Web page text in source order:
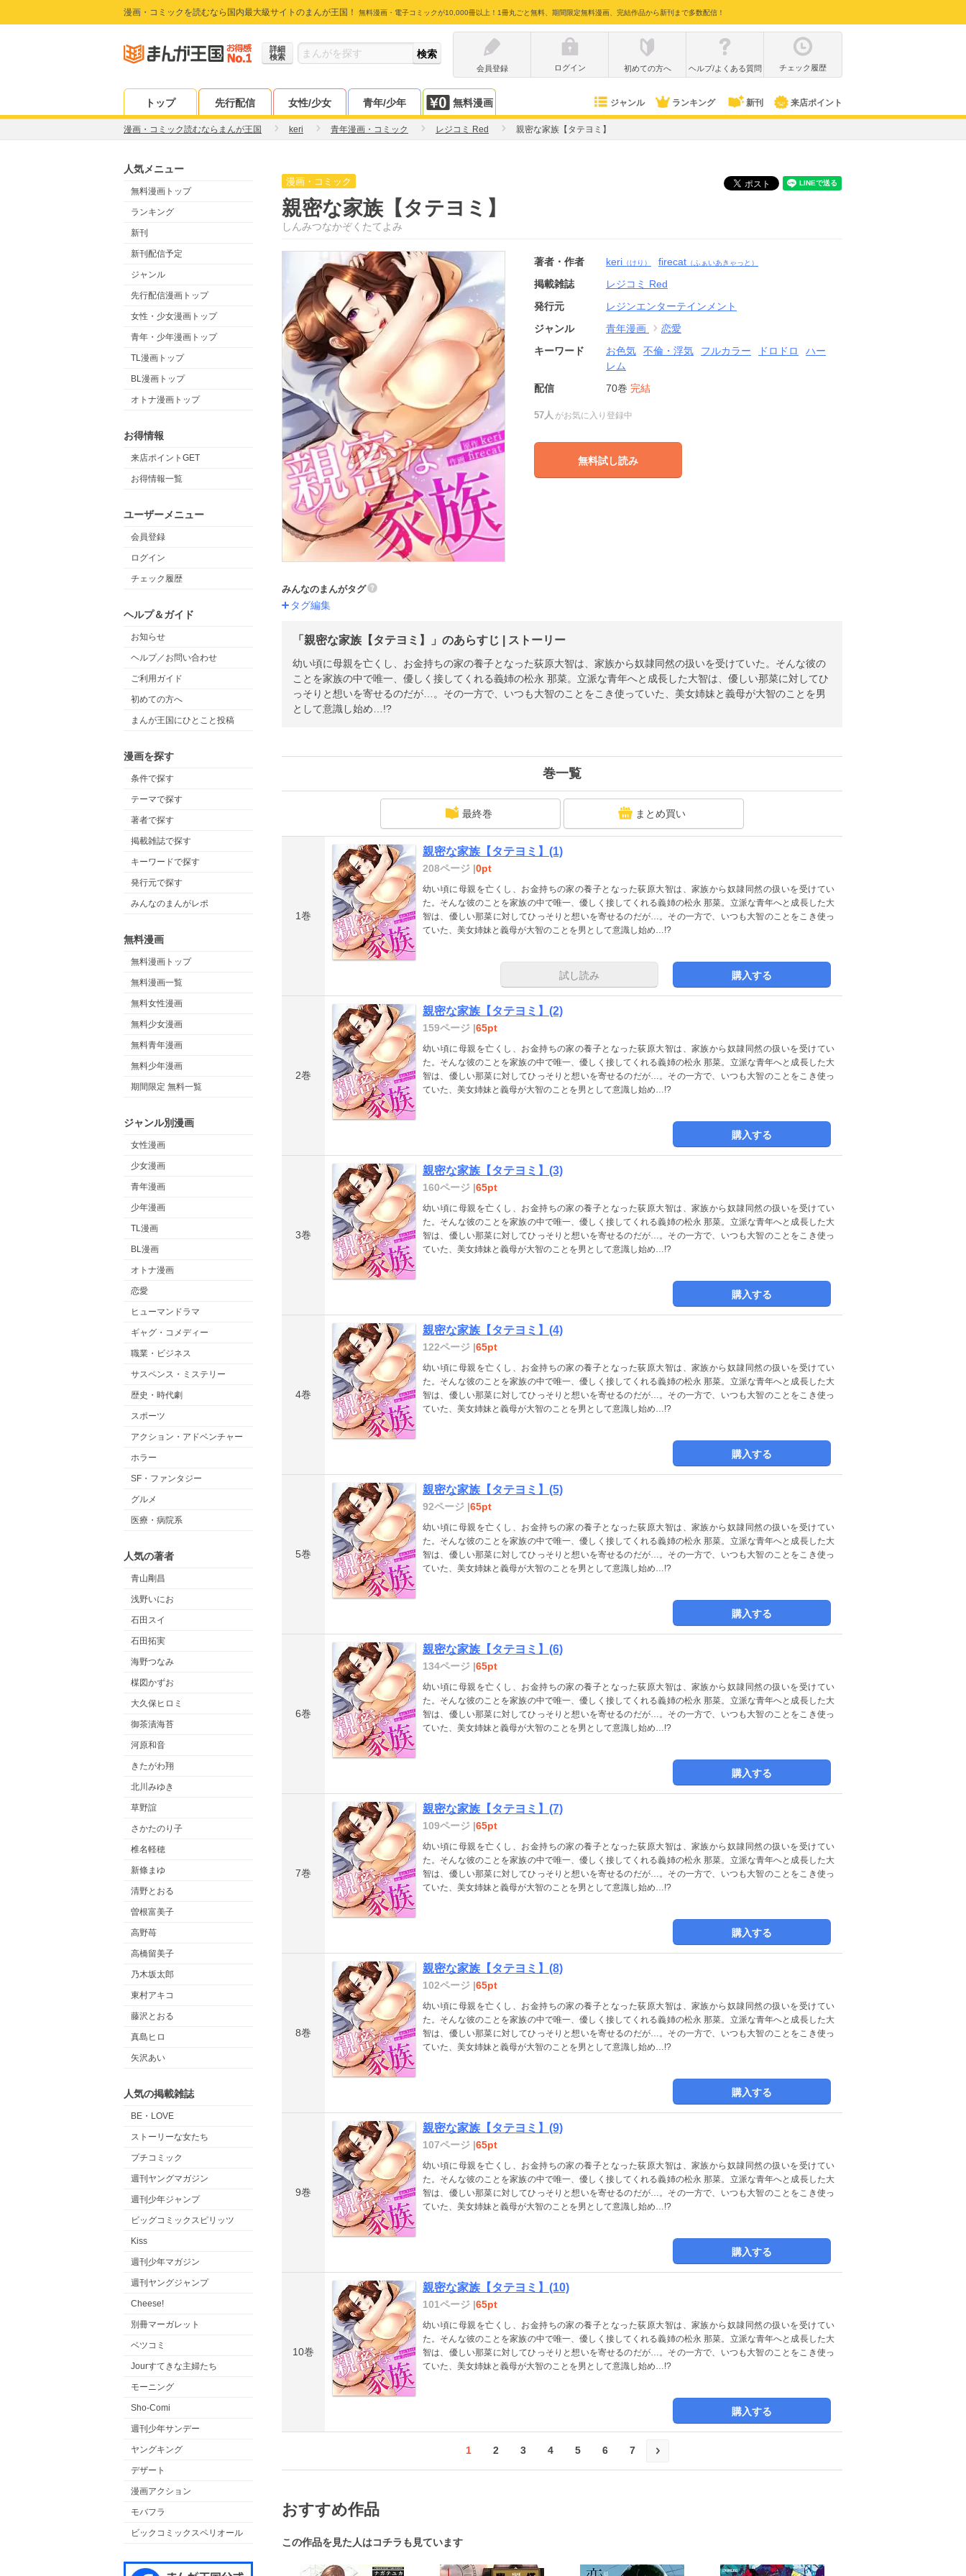
漫画・コミックを読むなら国内最大級サイトのまんが王国！ 無料漫画・電子コミックが10,000冊以上！1冊丸ごと無料、期間限定無料漫画、完結作品から新刊まで多数配信！
詳細
検索
会員登録
ログイン 初めての方へ ヘルプ/よくある質問 チェック履歴
トップ 先行配信 女性/少女 青年/少年 無料漫画 ジャンル ランキング 新刊 来店ポイント
漫画・コミック読むならまんが王国 keri 青年漫画・コミック レジコミ Red 親密な家族【タテヨミ】
人気メニュー
無料漫画トップ
ランキング
新刊
新刊配信予定
ジャンル
先行配信漫画トップ
女性・少女漫画トップ
青年・少年漫画トップ
TL漫画トップ
BL漫画トップ
オトナ漫画トップ
お得情報
来店ポイントGET
お得情報一覧
ユーザーメニュー
会員登録
ログイン
チェック履歴
ヘルプ＆ガイド
お知らせ
ヘルプ／お問い合わせ
ご利用ガイド
初めての方へ
まんが王国にひとこと投稿
漫画を探す
条件で探す
テーマで探す
著者で探す
掲載雑誌で探す
キーワードで探す
発行元で探す
みんなのまんがレポ
無料漫画
無料漫画トップ
無料漫画一覧
無料女性漫画
無料少女漫画
無料青年漫画
無料少年漫画
期間限定 無料一覧
ジャンル別漫画
女性漫画
少女漫画
青年漫画
少年漫画
TL漫画
BL漫画
オトナ漫画
恋愛
ヒューマンドラマ
ギャグ・コメディー
職業・ビジネス
サスペンス・ミステリー
歴史・時代劇
スポーツ
アクション・アドベンチャー
ホラー
SF・ファンタジー
グルメ
医療・病院系
人気の著者
青山剛昌
浅野いにお
石田スイ
石田拓実
海野つなみ
楳図かずお
大久保ヒロミ
御茶漬海苔
河原和音
きたがわ翔
北川みゆき
草野誼
さかたのり子
椎名軽穂
新條まゆ
清野とおる
曽根富美子
高野苺
高橋留美子
乃木坂太郎
東村アキコ
藤沢とおる
真島ヒロ
矢沢あい
人気の掲載雑誌
BE・LOVE
ストーリーな女たち
プチコミック
週刊ヤングマガジン
週刊少年ジャンプ
ビッグコミックスピリッツ
Kiss
週刊少年マガジン
週刊ヤングジャンプ
Cheese!
別冊マーガレット
ベツコミ
Jourすてきな主婦たち
モーニング
Sho-Comi
週刊少年サンデー
ヤングキング
デザート
漫画アクション
モバフラ
ビックコミックスペリオール
漫画・コミック
親密な家族【タテヨミ】
しんみつなかぞくたてよみ
著者・作者 keri （けり） firecat （ふぁいあきゃっと）
掲載雑誌
レジコミ Red
発行元
レジンエンターテインメント
ジャンル
青年漫画
恋愛
キーワード
お色気 不倫・浮気 フルカラー ドロドロ
ハー
レム
配信
70巻 完結
57人 がお気に入り登録中
無料試し読み
みんなのまんがタグ
タグ編集
「親密な家族【タテヨミ】」のあらすじ | ストーリー
幼い頃に母親を亡くし、お金持ちの家の養子となった荻原大智は、家族から奴隷同然の扱いを受けていた。そんな彼の
ことを家族の中で唯一、優しく接してくれる義姉の松永 那菜。立派な青年へと成長した大智は、優しい那菜に対してひ
っそりと想いを寄せるのだが…。その一方で、いつも大智のことをこき使っていた、美女姉妹と義母が大智のことを男
として意識し始め…!?
巻一覧
最終巻 まとめ買い
1巻
親密な家族【タテヨミ】(1)
208ページ |0pt
幼い頃に母親を亡くし、お金持ちの家の養子となった荻原大智は、家族から奴隷同然の扱いを受けてい
た。そんな彼のことを家族の中で唯一、優しく接してくれる義姉の松永 那菜。立派な青年へと成長した大
智は、優しい那菜に対してひっそりと想いを寄せるのだが…。その一方で、いつも大智のことをこき使っ
ていた、美女姉妹と義母が大智のことを男として意識し始め…!?
試し読み 購入する
2巻
親密な家族【タテヨミ】(2)
159ページ |65pt
幼い頃に母親を亡くし、お金持ちの家の養子となった荻原大智は、家族から奴隷同然の扱いを受けてい
た。そんな彼のことを家族の中で唯一、優しく接してくれる義姉の松永 那菜。立派な青年へと成長した大
智は、優しい那菜に対してひっそりと想いを寄せるのだが…。その一方で、いつも大智のことをこき使っ
ていた、美女姉妹と義母が大智のことを男として意識し始め…!?
購入する
3巻
親密な家族【タテヨミ】(3)
160ページ |65pt
幼い頃に母親を亡くし、お金持ちの家の養子となった荻原大智は、家族から奴隷同然の扱いを受けてい
た。そんな彼のことを家族の中で唯一、優しく接してくれる義姉の松永 那菜。立派な青年へと成長した大
智は、優しい那菜に対してひっそりと想いを寄せるのだが…。その一方で、いつも大智のことをこき使っ
ていた、美女姉妹と義母が大智のことを男として意識し始め…!?
購入する
4巻
親密な家族【タテヨミ】(4)
122ページ |65pt
幼い頃に母親を亡くし、お金持ちの家の養子となった荻原大智は、家族から奴隷同然の扱いを受けてい
た。そんな彼のことを家族の中で唯一、優しく接してくれる義姉の松永 那菜。立派な青年へと成長した大
智は、優しい那菜に対してひっそりと想いを寄せるのだが…。その一方で、いつも大智のことをこき使っ
ていた、美女姉妹と義母が大智のことを男として意識し始め…!?
購入する
5巻
親密な家族【タテヨミ】(5)
92ページ |65pt
幼い頃に母親を亡くし、お金持ちの家の養子となった荻原大智は、家族から奴隷同然の扱いを受けてい
た。そんな彼のことを家族の中で唯一、優しく接してくれる義姉の松永 那菜。立派な青年へと成長した大
智は、優しい那菜に対してひっそりと想いを寄せるのだが…。その一方で、いつも大智のことをこき使っ
ていた、美女姉妹と義母が大智のことを男として意識し始め…!?
購入する
6巻
親密な家族【タテヨミ】(6)
134ページ |65pt
幼い頃に母親を亡くし、お金持ちの家の養子となった荻原大智は、家族から奴隷同然の扱いを受けてい
た。そんな彼のことを家族の中で唯一、優しく接してくれる義姉の松永 那菜。立派な青年へと成長した大
智は、優しい那菜に対してひっそりと想いを寄せるのだが…。その一方で、いつも大智のことをこき使っ
ていた、美女姉妹と義母が大智のことを男として意識し始め…!?
購入する
7巻
親密な家族【タテヨミ】(7)
109ページ |65pt
幼い頃に母親を亡くし、お金持ちの家の養子となった荻原大智は、家族から奴隷同然の扱いを受けてい
た。そんな彼のことを家族の中で唯一、優しく接してくれる義姉の松永 那菜。立派な青年へと成長した大
智は、優しい那菜に対してひっそりと想いを寄せるのだが…。その一方で、いつも大智のことをこき使っ
ていた、美女姉妹と義母が大智のことを男として意識し始め…!?
購入する
8巻
親密な家族【タテヨミ】(8)
102ページ |65pt
幼い頃に母親を亡くし、お金持ちの家の養子となった荻原大智は、家族から奴隷同然の扱いを受けてい
た。そんな彼のことを家族の中で唯一、優しく接してくれる義姉の松永 那菜。立派な青年へと成長した大
智は、優しい那菜に対してひっそりと想いを寄せるのだが…。その一方で、いつも大智のことをこき使っ
ていた、美女姉妹と義母が大智のことを男として意識し始め…!?
購入する
9巻
親密な家族【タテヨミ】(9)
107ページ |65pt
幼い頃に母親を亡くし、お金持ちの家の養子となった荻原大智は、家族から奴隷同然の扱いを受けてい
た。そんな彼のことを家族の中で唯一、優しく接してくれる義姉の松永 那菜。立派な青年へと成長した大
智は、優しい那菜に対してひっそりと想いを寄せるのだが…。その一方で、いつも大智のことをこき使っ
ていた、美女姉妹と義母が大智のことを男として意識し始め…!?
購入する
10巻
親密な家族【タテヨミ】(10)
101ページ |65pt
幼い頃に母親を亡くし、お金持ちの家の養子となった荻原大智は、家族から奴隷同然の扱いを受けてい
た。そんな彼のことを家族の中で唯一、優しく接してくれる義姉の松永 那菜。立派な青年へと成長した大
智は、優しい那菜に対してひっそりと想いを寄せるのだが…。その一方で、いつも大智のことをこき使っ
ていた、美女姉妹と義母が大智のことを男として意識し始め…!?
購入する
1 2 3 4 5 6 7
おすすめ作品
この作品を見た人はコチラも見ています